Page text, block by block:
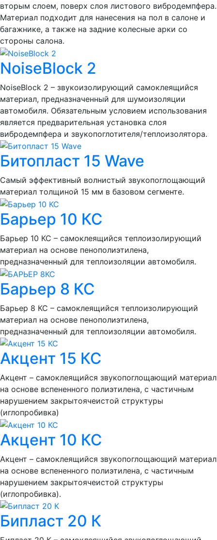
вторым слоем, поверх слоя листового вибродемпфера.
Материал подходит для нанесения на пол в салоне и
багажнике, а также на задние колесные арки со
стороны салона.
NoiseBlock 2
NoiseBlock 2 – звукоизолирующий самоклеящийся
материал, предназначенный для шумоизоляции
автомобиля. Обязательным условием использования
является предварительная установка слоя
вибродемпфера и звукопоглотителя/теплоизолятора.
Битопласт 15 Wave
Самый эффективный волнистый звукопоглощающий
материал толщиной 15 мм в базовом сегменте.
Барьер 10 КС
Барьер 10 КС – самоклеящийся теплоизолирующий
материал на основе пенополиэтилена,
предназначенный для теплоизоляции автомобиля.
Барьер 8 КС
Барьер 8 КС – самоклеящийся теплоизолирующий
материал на основе пенополиэтилена,
предназначенный для теплоизоляции автомобиля.
Акцент 15 КС
Акцент – самоклеящийся звукопоглощающий материал
на основе вспененного полиэтилена, с частичным
нарушением закрытоячеистой структуры
(иглопробивка)
Акцент 10 КС
Акцент – самоклеящийся звукопоглощающий материал
на основе вспененного полиэтилена, с частичным
нарушением закрытоячеистой структуры
(иглопробивка).
Бипласт 20 К